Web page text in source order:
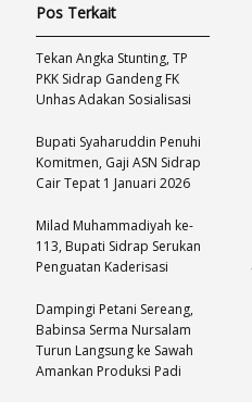
Pos Terkait
Tekan Angka Stunting, TP
PKK Sidrap Gandeng FK
Unhas Adakan Sosialisasi
Bupati Syaharuddin Penuhi
Komitmen, Gaji ASN Sidrap
Cair Tepat 1 Januari 2026
Milad Muhammadiyah ke-
113, Bupati Sidrap Serukan
Penguatan Kaderisasi
Dampingi Petani Sereang,
Babinsa Serma Nursalam
Turun Langsung ke Sawah
Amankan Produksi Padi